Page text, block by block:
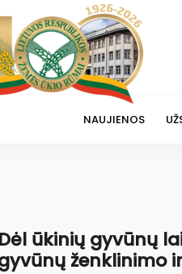
NAUJIENOS
Dėl ūkinių gyvūnų
ženklinimo